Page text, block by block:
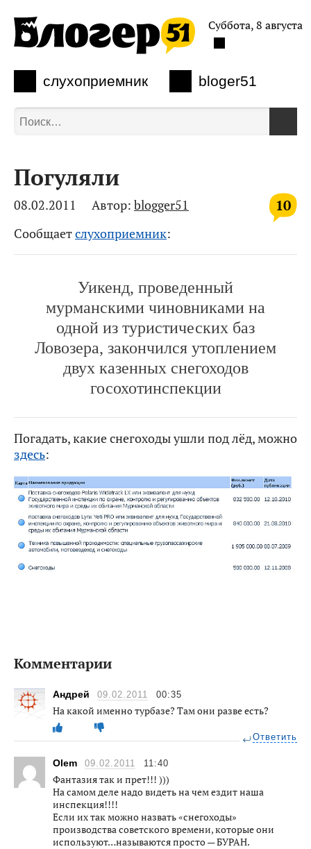
слухоприемник bloger51
Суббота, 8 августа
Погуляли
10
08.02.2011 Автор: blogger51
Сообщаетслухоприемник:
Уикенд, проведенный
мурманскими чиновниками на
одной из туристических баз
Ловозера, закончился утоплением
двух казенных снегоходов
госохотинспекции
Погадать, какие снегоходы ушли под лёд, можно
здесь:
Комментарии
Андрей 09.02.2011 00:35
На какой именно турбазе? Там они разве есть?
Ответить
Olem 09.02.2011 11:40
Фантазия так и прет!!! )))
На самом деле надо видеть на чем ездит наша
инспекция!!!!
Если их так можно назвать «снегоходы»
производства советского времени, которые они
используют…называются просто — БУРАН.